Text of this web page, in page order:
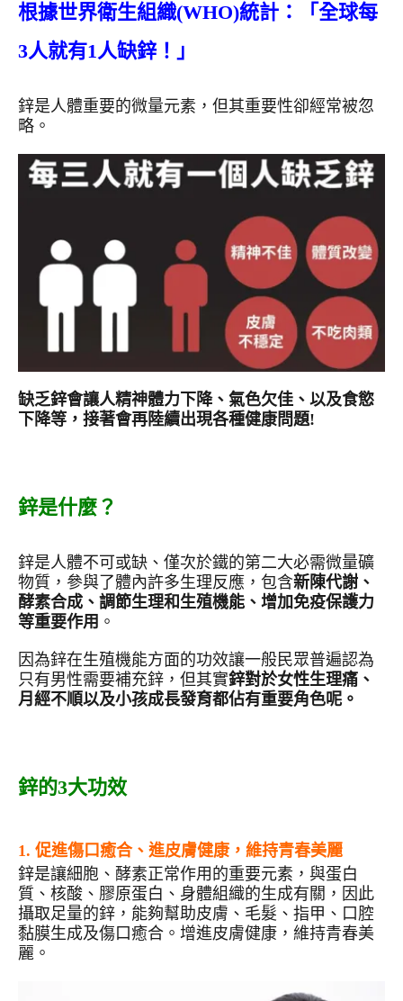
根據世界衛生組織(WHO)統計：「全球每
3人就有1人缺鋅！」
鋅是人體重要的微量元素，但其重要性卻經常被忽
略。
缺乏鋅會讓人精神體力下降、氣色欠佳、以及食慾
下降等，接著會再陸續出現各種健康問題!
鋅是什麼？
鋅是人體不可或缺、僅次於鐵的第二大必需微量礦
物質，參與了體內許多生理反應，包含新陳代謝、
酵素合成、調節生理和生殖機能、增加免疫保護力
等重要作用 。
因為鋅在生殖機能方面的功效讓一般民眾普遍認為
只有男性需要補充鋅，但其實鋅對於女性生理痛、
月經不順以及小孩成長發育都佔有重要角色呢。
鋅的3大功效
1. 促進傷口癒合、進皮膚健康，維持青春美麗
鋅是讓細胞、酵素正常作用的重要元素，與蛋白
質、核酸、膠原蛋白、身體組織的生成有關，因此
攝取足量的鋅，能夠幫助皮膚、毛髮、指甲、口腔
黏膜生成及傷口癒合。增進皮膚健康，維持青春美
麗。